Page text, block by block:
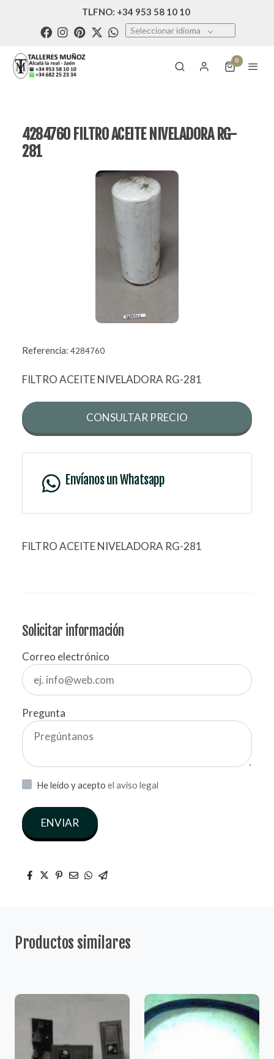
TLFNO: +34 953 58 10 10
Seleccionar idioma
0
4284760 FILTRO ACEITE NIVELADORA RG-
281
Referencia: 4284760
FILTRO ACEITE NIVELADORA RG-281
CONSULTAR PRECIO
Envíanos un Whatsapp
FILTRO ACEITE NIVELADORA RG-281
Solicitar información
Correo electrónico
Pregunta
He leído y acepto el aviso legal
ENVIAR
Productos similares